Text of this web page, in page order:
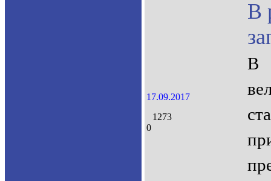
17.09.2017
1273
0
В
В